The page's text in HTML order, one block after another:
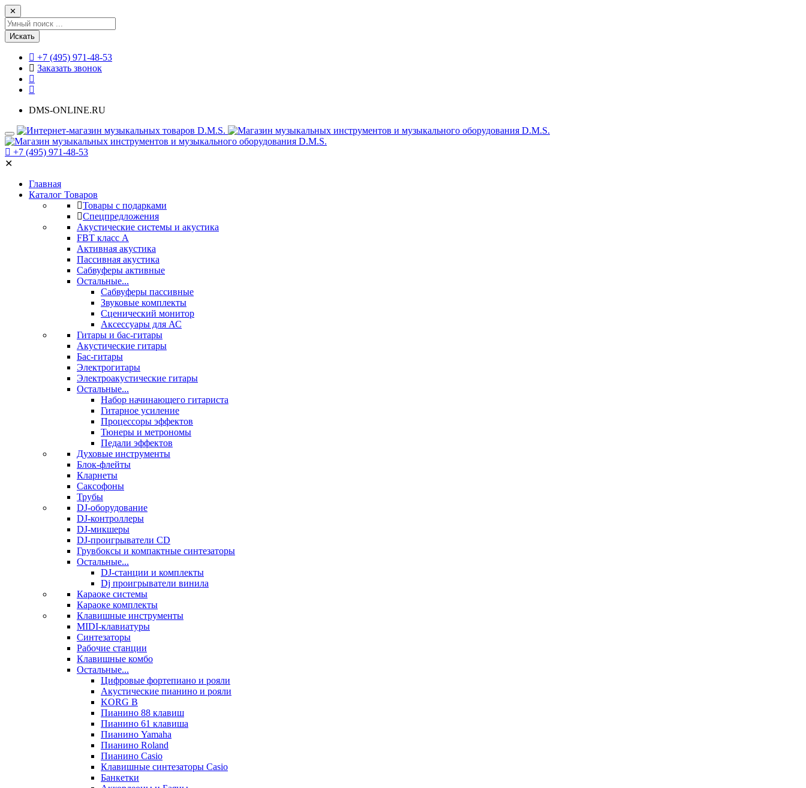
✕
Искать
+7 (495) 971-48-53
Заказать звонок
DMS-ONLINE.RU
+7 (495) 971-48-53
✕
Главная
Каталог Товаров
Товары с подарками
Спецпредложения
Акустические системы и акустика
FBT класс А
Активная акустика
Пассивная акустика
Сабвуферы активные
Остальные...
Сабвуферы пассивные
Звуковые комплекты
Сценический монитор
Аксессуары для АС
Гитары и бас-гитары
Акустические гитары
Бас-гитары
Электрогитары
Электроакустические гитары
Остальные...
Набор начинающего гитариста
Гитарное усиление
Процессоры эффектов
Тюнеры и метрономы
Педали эффектов
Духовые инструменты
Блок-флейты
Кларнеты
Саксофоны
Трубы
DJ-оборудование
DJ-контроллеры
DJ-микшеры
DJ-проигрыватели CD
Грувбоксы и компактные синтезаторы
Остальные...
DJ-станции и комплекты
Dj проигрыватели винила
Караоке системы
Караоке комплекты
Клавишные инструменты
MIDI-клавиатуры
Синтезаторы
Рабочие станции
Клавишные комбо
Остальные...
Цифровые фортепиано и рояли
Акустические пианино и рояли
KORG B
Пианино 88 клавиш
Пианино 61 клавиша
Пианино Yamaha
Пианино Roland
Пианино Casio
Клавишные синтезаторы Casio
Банкетки